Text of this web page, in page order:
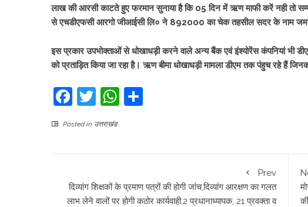
लाख की आरसी काटते हुए फरमान सुनाया है कि 05 दिन में ऋण माफी करें नही तो
से एचडीएफसी आरगो जीआईसी लि० ने 892000 का चेक तहसील सदर के नाम जमा
इस प्रकार उपभोक्ताओं से धोखाधड़ी करने वाले अन्य बैंक एवं इंश्योरेंस कंपनियां भी
को प्रताड़ित किया जा रहा है। ऋण बीमा धोखाधड़ी मामला डीएम तक पंहुच रहे हैं
Facebook
TwitterWhatsApp
Posted in उत्तराखंड
Prev
दिव्यांग शिक्षकों के प्रमाण पत्रों की होगी जांच,दिव्यांग आरक्षण का गलत
लाभ लेने वालों पर होगी कठोर कार्यवाही,2 प्रधानाध्यापक, 21 प्रवक्ता व